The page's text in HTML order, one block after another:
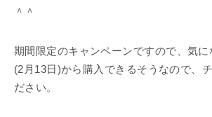
＾＾
期間限定のキャンペーンですので、気に
(2月13日)から購入できるそうなので、
ださい。